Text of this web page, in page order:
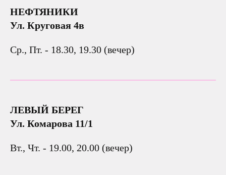
НЕФТЯНИКИ
Ул. Круговая 4в
Ср., Пт. - 18.30, 19.30 (вечер)
ЛЕВЫЙ БЕРЕГ
Ул. Комарова 11/1
Вт., Чт. - 19.00, 20.00 (вечер)